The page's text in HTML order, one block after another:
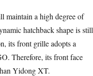
maintain a high degree of
hatchback shape is still
its front grille adopts a
Therefore, its front face
Yidong XT.